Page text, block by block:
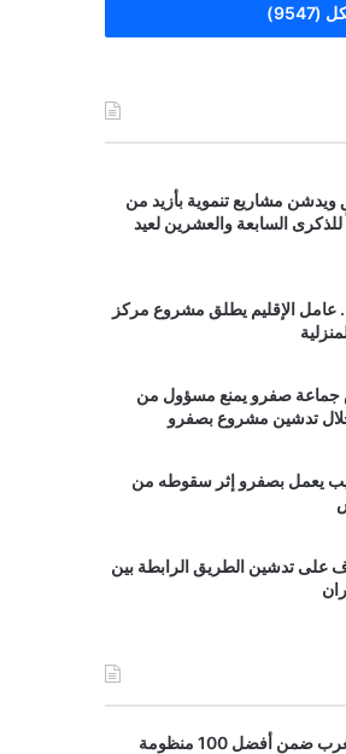
(9547)
مشاريع تنموية بأزيد من
للذكرى السابعة والعشرين لعيد
عامل الإقليم يطلق مشروع مركز
جماعة صفرو يمنع مسؤول من
تدشين مشروع بصفرو
يعمل بصفرو إثر سقوطه من
على تدشين الطريق الرابطة بين
المغرب ضمن أفضل 100 منظومة